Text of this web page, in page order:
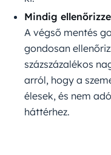
Mindig
A végső mentés
gondosan
százszázalékos
arról, hogy a
élesek, és nem
háttérhez.